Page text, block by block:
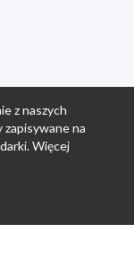
z naszych
zapisywane na
Więcej